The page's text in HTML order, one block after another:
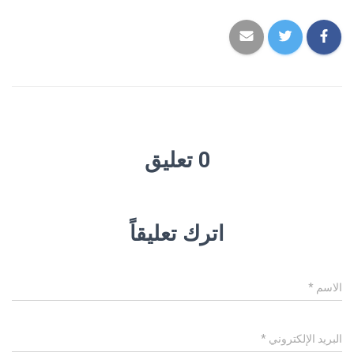
0 تعليق
اترك تعليقاً
الاسم *
البريد الإلكتروني *